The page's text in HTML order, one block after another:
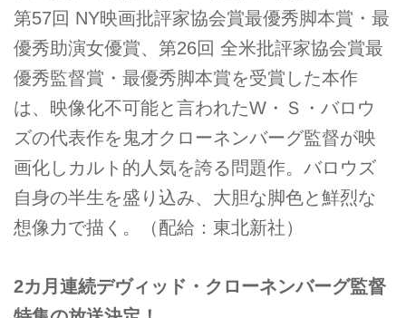
第57回 NY映画批評家協会賞最優秀脚本賞・最
優秀助演女優賞、第26回 全米批評家協会賞最
優秀監督賞・最優秀脚本賞を受賞した本作
は、映像化不可能と言われたW・Ｓ・バロウ
ズの代表作を鬼才クローネンバーグ監督が映
画化しカルト的人気を誇る問題作。バロウズ
自身の半生を盛り込み、大胆な脚色と鮮烈な
想像力で描く。（配給：東北新社）
2カ月連続デヴィッド・クローネンバーグ監督